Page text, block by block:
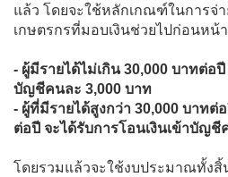
แล้ว โดยจะใช้หลักเกณฑ์ในการจ่
เกษตรกรที่มอบเงินช่วยไปก่อนหน้
- ผู้มีรายได้ไม่เกิน 30,000 บาทต่อ
บัญชีคนละ 3,000 บาท
- ผู้ที่มีรายได้สูงกว่า 30,000 บาทต่
ต่อปี จะได้รับการโอนเงินเข้าบัญชี
โดยรวมแล้วจะใช้งบประมาณทั้งสิ้